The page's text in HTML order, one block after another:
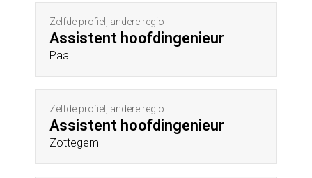
Zelfde profiel, andere regio
Assistent hoofdingenieur
Paal
Zelfde profiel, andere regio
Assistent hoofdingenieur
Zottegem